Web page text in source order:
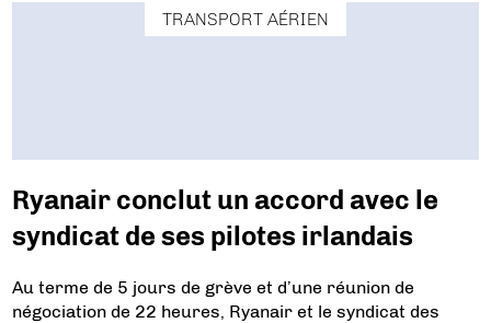
TRANSPORT AÉRIEN
Ryanair conclut un accord avec le
syndicat de ses pilotes irlandais
Au terme de 5 jours de grève et d’une réunion de
négociation de 22 heures, Ryanair et le syndicat des